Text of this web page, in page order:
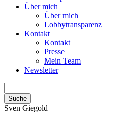
Über mich
Über mich
Lobbytransparenz
Kontakt
Kontakt
Presse
Mein Team
Newsletter
Suche
Sven Giegold